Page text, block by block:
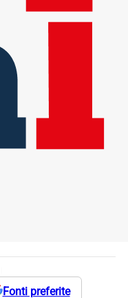
Fonti preferite